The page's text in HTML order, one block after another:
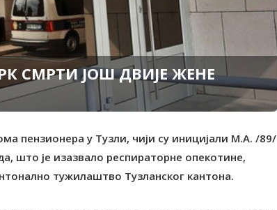
СМРТИ ЈОШ ДВИЈЕ ЖЕНЕ
пензионера у Тузли, чији су иницијали М.А. /89/
што је изазвало респираторне опекотине,
тужилаштво Тузланског кантона.